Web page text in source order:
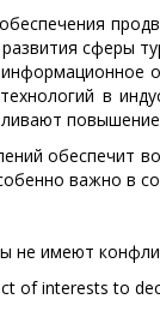
сферы
в
обеспечит
важно в
имеют
of interests to